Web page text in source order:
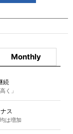
Monthly
続
く」
ス
は増加